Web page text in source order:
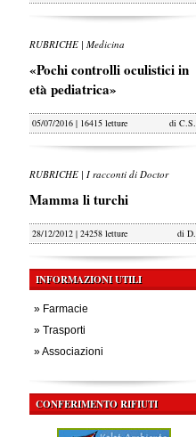
RUBRICHE | Medicina
«Pochi controlli oculistici in
età pediatrica»
05/07/2016 | 16415 letture di C.S.
RUBRICHE | I racconti di Doctor
Mamma li turchi
28/12/2012 | 24258 letture di D.
INFORMAZIONI UTILI
» Farmacie
» Trasporti
»Associazioni
CONFERIMENTO RIFIUTI